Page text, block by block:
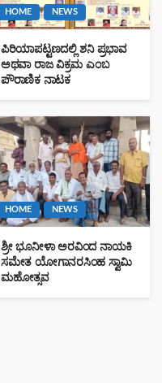
HOME NEWS
ಪಿರಿಯಾಪಟ್ಟಣದಲ್ಲಿ ಶನಿ ಪ್ರಭಾವ
ಅಥವಾ ರಾಜ ವಿಕ್ರಮ ಎಂಬ
ಪೌರಾಣಿಕ ನಾಟಕ
HOME NEWS
ಶ್ರೀ ಭೂನೀಳಾ ಅರವಿಂದ ನಾಯಕಿ
ಸಮೇತ ಯೋಗಾನರಸಿಂಹ ಸ್ವಾಮಿ
ಮಹೋತ್ಸವ